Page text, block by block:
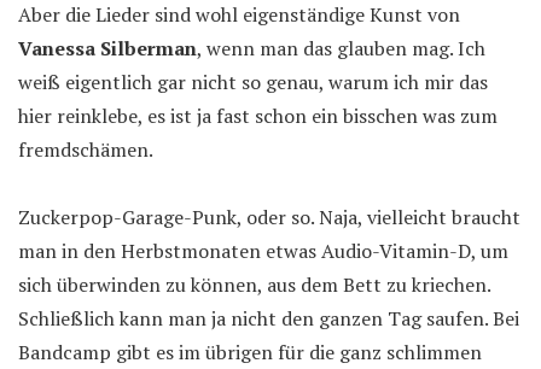
Aber die Lieder sind wohl eigenständige Kunst von
Vanessa Silberman, wenn man das glauben mag. Ich
weiß eigentlich gar nicht so genau, warum ich mir das
hier reinklebe, es ist ja fast schon ein bisschen was zum
fremdschämen.
Zuckerpop-Garage-Punk, oder so. Naja, vielleicht braucht
man in den Herbstmonaten etwas Audio-Vitamin-D, um
sich überwinden zu können, aus dem Bett zu kriechen.
Schließlich kann man ja nicht den ganzen Tag saufen. Bei
Bandcamp gibt es im übrigen für die ganz schlimmen